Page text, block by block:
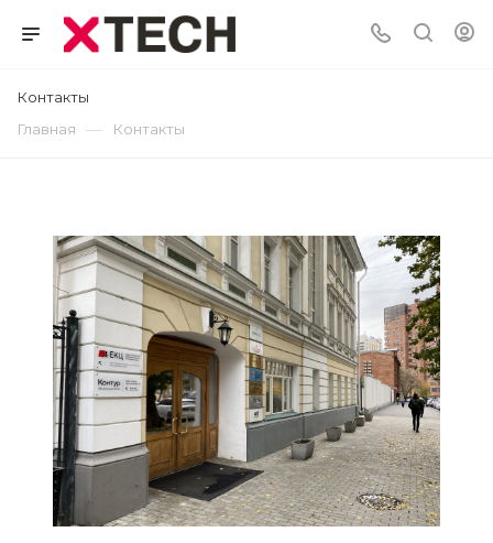
Контакты
Главная
— Контакты